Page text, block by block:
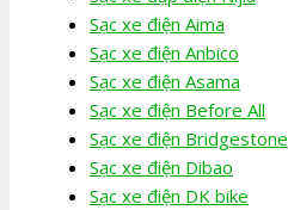
Sạc xe điện Aima
Sạc xe điện Anbico
Sạc xe điện Asama
Sạc xe điện Before All
Sạc xe điện Bridgestone
Sạc xe điện Dibao
Sạc xe điện DK bike